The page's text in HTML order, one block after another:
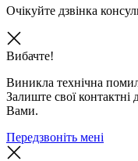
Очікуйте дзвінка
Вибачте!
Виникла технічна
Залиште свої контактні
Вами.
Передзвоніть мені